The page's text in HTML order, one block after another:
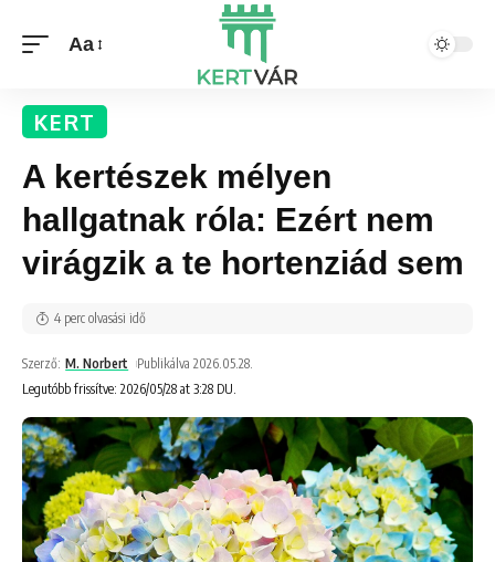
Aa
KERT
A kertészek mélyen
hallgatnak róla: Ezért nem
virágzik a te hortenziád sem
Legutóbb frissítve: 2026/05/28 at 3:28 DU.
Szerző: M. Norbert Publikálva 2026.05.28.
4 perc olvasási idő